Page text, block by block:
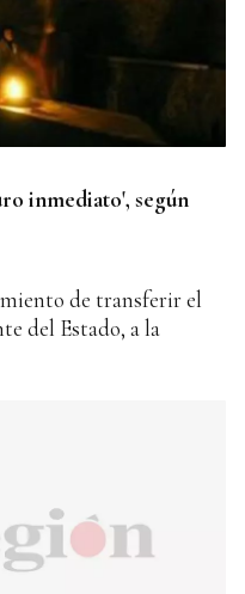
inmediato', según
de transferir el
del Estado, a la